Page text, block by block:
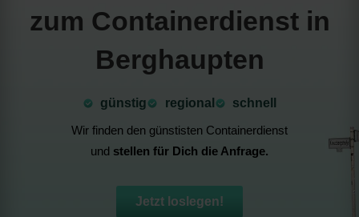
zum Containerdienst in
Berghaupten
günstig ⁠regional
schnell
Wir finden den günstisten Containerdienst
und stellen für Dich die Anfrage.
Jetzt loslegen!